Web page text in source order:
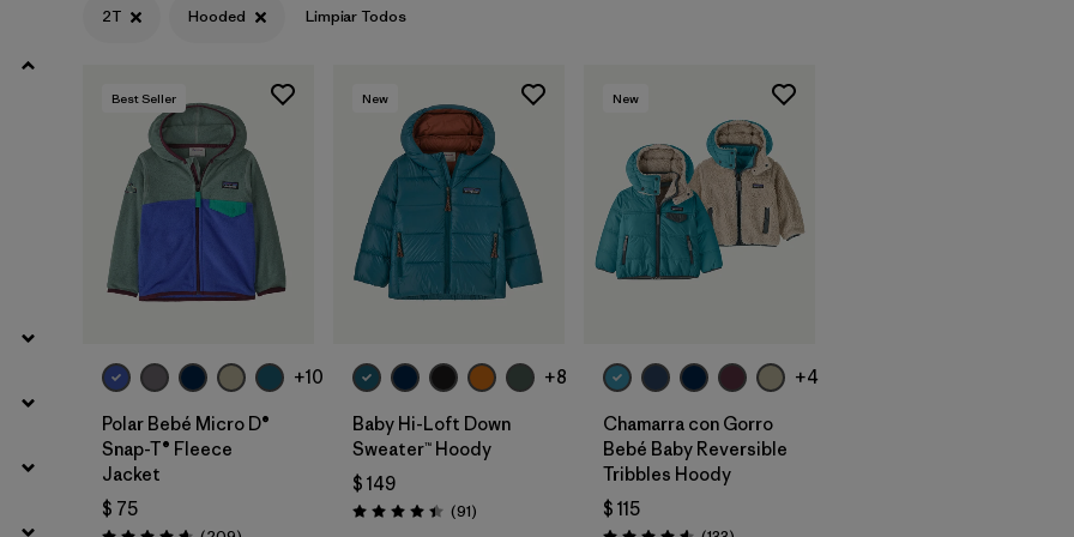
Filtrar por
Materials & Fabric
Product Family
2T Hooded Limpiar Todos
Best Seller
+10
Polar Bebé Micro D®
Snap-T® Fleece
Jacket
$ 75
New
+8
Baby Hi-Loft Down
Sweater™ Hoody
$ 149
Valoración: 4.4 / 5
(91Comentarios
)
New
+4
Chamarra con Gorro
Bebé Baby Reversible
Tribbles Hoody
$ 115